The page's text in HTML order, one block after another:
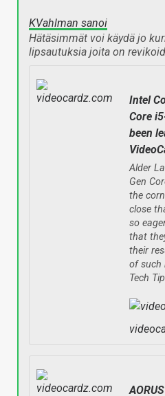
KVahlman sanoi
Hätäsimmät voi käydä jo
lipsautuksia joita on
Intel
Core
been
Alder
Gen
the
close
so
that
their
of such
Tech